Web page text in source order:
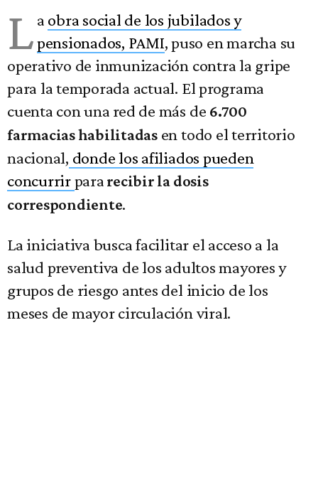
L a obra social de los jubilados y
pensionados, PAMI, puso en marcha su
operativo de inmunización contra la gripe
para la temporada actual. El programa
cuenta con una red de más de 6.700
farmacias habilitadasen todo el territorio
nacional, donde los afiliados pueden
concurrirpara recibir la dosis
correspondiente.
La iniciativa busca facilitar el acceso a la
salud preventiva de los adultos mayores y
grupos de riesgo antes del inicio de los
meses de mayor circulación viral.